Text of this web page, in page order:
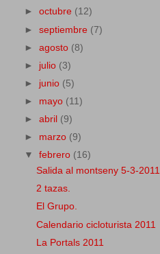
►octubre (12)
►septiembre (7)
►agosto (8)
► julio (3)
► junio (5)
► mayo (11)
►abril (9)
► marzo (9)
▼febrero (16)
Salida al montseny 5-3-2011
2 tazas.
El Grupo.
Calendario cicloturista 2011
La Portals 2011